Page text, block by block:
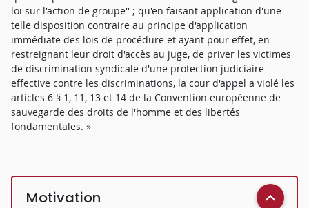
loi sur l'action de groupe'' ; qu'en faisant application d'une
telle disposition contraire au principe d'application
immédiate des lois de procédure et ayant pour effet, en
restreignant leur droit d'accès au juge, de priver les victimes
de discrimination syndicale d'une protection judiciaire
effective contre les discriminations, la cour d'appel a violé les
articles 6 § 1, 11, 13 et 14 de la Convention européenne de
sauvegarde des droits de l'homme et des libertés
fondamentales. »
Motivation